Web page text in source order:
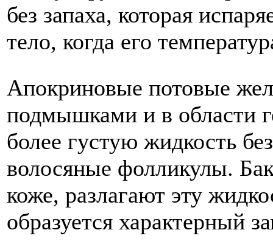
без запаха, которая
тело, когда его
Апокриновые потовые
подмышками и в области
более густую жидкость
волосяные фолликулы.
коже, разлагают эту
образуется характерный